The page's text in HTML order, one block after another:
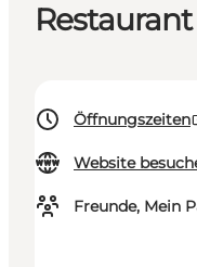
Öffnungszeiten
Website
Freunde, Mein